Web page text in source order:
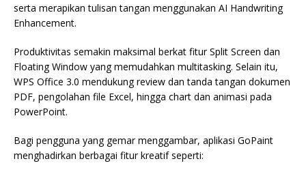
serta merapikan tulisan tangan menggunakan AI Handwriting
Enhancement.
Produktivitas semakin maksimal berkat fitur Split Screen dan
Floating Window yang memudahkan multitasking. Selain itu,
WPS Office 3.0 mendukung review dan tanda tangan dokumen
PDF, pengolahan file Excel, hingga chart dan animasi pada
PowerPoint.
Bagi pengguna yang gemar menggambar, aplikasi GoPaint
menghadirkan berbagai fitur kreatif seperti: